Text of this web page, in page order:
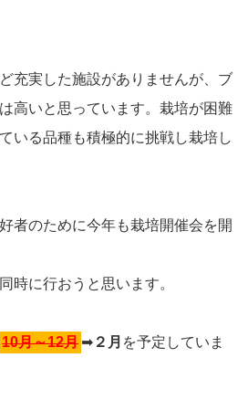
充実した施設がありませんが、ブ
高いと思っています。栽培が困難
いる品種も積極的に挑戦し栽培し
者のために今年も栽培開催会を開
時に行おうと思います。
10月～12月 ➡ ２月 を予定していま